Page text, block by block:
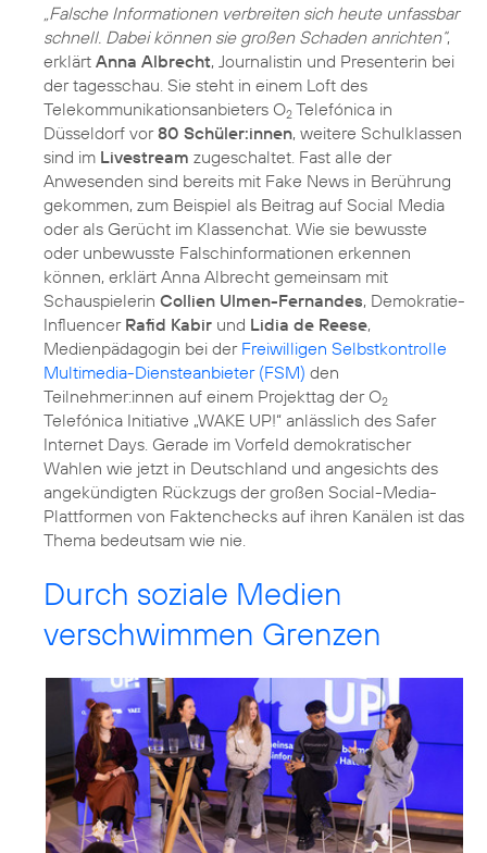
„Falsche Informationen verbreiten sich heute unfassbar
schnell. Dabei können sie großen Schaden anrichten“,
erklärt Anna Albrecht, Journalistin und Presenterin bei
der tagesschau. Sie steht in einem Loft des
Telekommunikationsanbieters O2 Telefónica in
Düsseldorf vor80 Schüler:innen, weitere Schulklassen
sind im Livestream zugeschaltet. Fast alle der
Anwesenden sind bereits mit Fake News in Berührung
gekommen, zum Beispiel als Beitrag auf Social Media
oder als Gerücht im Klassenchat. Wie sie bewusste
oder unbewusste Falschinformationen erkennen
können, erklärt Anna Albrecht gemeinsam mit
Schauspielerin Collien Ulmen-Fernandes, Demokratie-
Influencer Rafid Kabir und Lidia de Reese,
Medienpädagogin bei der Freiwilligen Selbstkontrolle
Multimedia-Diensteanbieter (FSM) den
Teilnehmer:innen auf einem Projekttag der O2
Telefónica Initiative „WAKE UP!“ anlässlich des Safer
Internet Days. Gerade im Vorfeld demokratischer
Wahlen wie jetzt in Deutschland und angesichts des
angekündigten Rückzugs der großen Social-Media-
Plattformen von Faktenchecks auf ihren Kanälen ist das
Thema bedeutsam wie nie.
Durch soziale Medien
verschwimmen Grenzen